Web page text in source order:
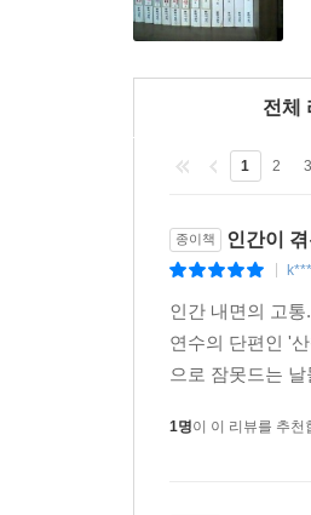
전체
1 2 3
종이책 인간이
인간 내면의 고
연수의 단편인 '
으로 잠못드는
1명이 이 리뷰를 추천